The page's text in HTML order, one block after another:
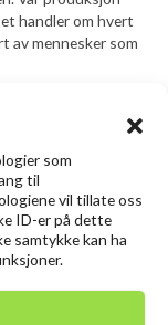
som
til
vil tillate oss
ID-er på dette
samtykke kan ha
handler om hvert
av mennesker som
tur
for